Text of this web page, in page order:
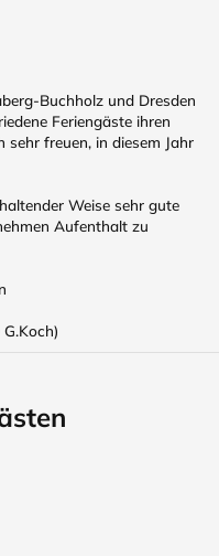
Buchholz und Dresden
Feriengäste ihren
freuen, in diesem Jahr
Weise sehr gute
Aufenthalt zu